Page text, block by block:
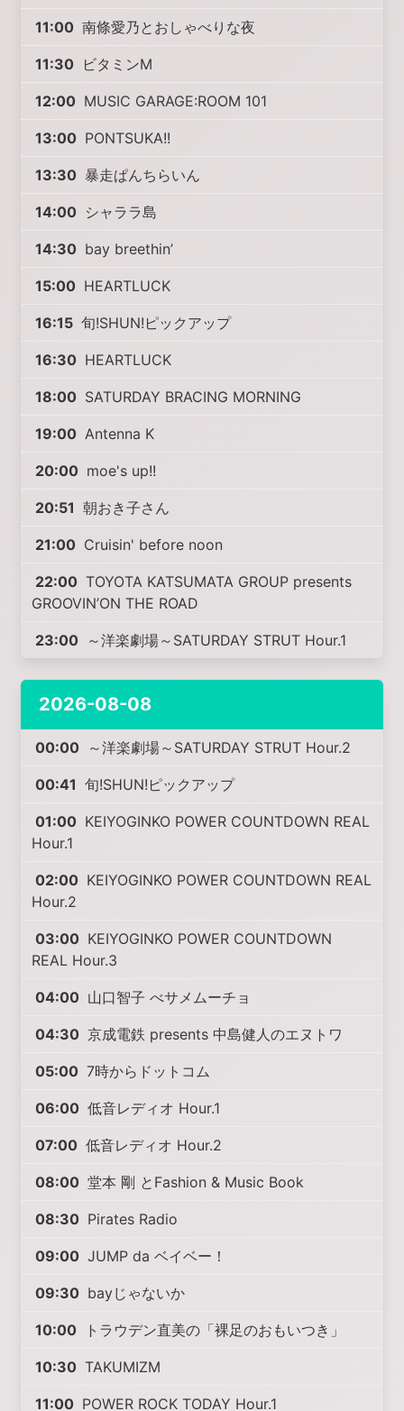
11:00 南條愛乃とおしゃべりな夜
11:30 ビタミンM
12:00 MUSIC GARAGE:ROOM 101
13:00 PONTSUKA!!
13:30 暴走ぱんちらいん
14:00 シャララ島
14:30 bay breethin’
15:00 HEARTLUCK
16:15 旬!SHUN!ピックアップ
16:30 HEARTLUCK
18:00 SATURDAY BRACING MORNING
19:00 Antenna K
20:00 moe's up!!
20:51 朝おき子さん
21:00 Cruisin' before noon
22:00 TOYOTA KATSUMATA GROUP presents
GROOVIN’ON THE ROAD
23:00 ～洋楽劇場～SATURDAY STRUT Hour.1
2026-08-08
00:00 ～洋楽劇場～SATURDAY STRUT Hour.2
00:41 旬!SHUN!ピックアップ
01:00 KEIYOGINKO POWER COUNTDOWN REAL
Hour.1
02:00 KEIYOGINKO POWER COUNTDOWN REAL
Hour.2
03:00 KEIYOGINKO POWER COUNTDOWN
REAL Hour.3
04:00 山口智子 べサメムーチョ
04:30 京成電鉄 presents 中島健人のエヌトワ
05:00 7時からドットコム
06:00 低音レディオ Hour.1
07:00 低音レディオ Hour.2
08:00 堂本 剛 とFashion & Music Book
08:30 Pirates Radio
09:00 JUMP da ベイベー！
09:30 bayじゃないか
10:00 トラウデン直美の「裸足のおもいつき」
10:30 TAKUMIZM
11:00 POWER ROCK TODAY Hour.1